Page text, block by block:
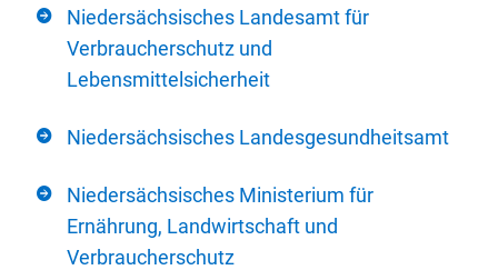
Niedersächsisches Landesamt für
Verbraucherschutz und
Lebensmittelsicherheit
Niedersächsisches Landesgesundheitsamt
Niedersächsisches Ministerium für
Ernährung, Landwirtschaft und
Verbraucherschutz